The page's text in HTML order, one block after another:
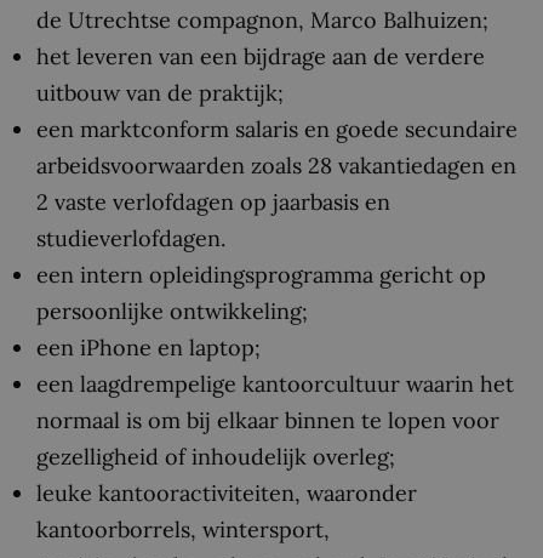
de Utrechtse compagnon, Marco Balhuizen;
het leveren van een bijdrage aan de verdere
uitbouw van de praktijk;
een marktconform salaris en goede secundaire
arbeidsvoorwaarden zoals 28 vakantiedagen en
2 vaste verlofdagen op jaarbasis en
studieverlofdagen.
een intern opleidingsprogramma gericht op
persoonlijke ontwikkeling;
een iPhone en laptop;
een laagdrempelige kantoorcultuur waarin het
normaal is om bij elkaar binnen te lopen voor
gezelligheid of inhoudelijk overleg;
leuke kantooractiviteiten, waaronder
kantoorborrels, wintersport,